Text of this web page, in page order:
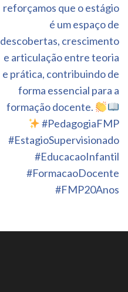
reforçamos que o estágio
é um espaço de
descobertas, crescimento
e articulação entre teoria
e prática, contribuindo de
forma essencial para a
formação docente.
#PedagogiaFMP
#EstagioSupervisionado
#EducacaoInfantil
#FormacaoDocente
#FMP20Anos